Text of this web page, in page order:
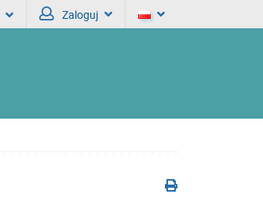
Zaloguj